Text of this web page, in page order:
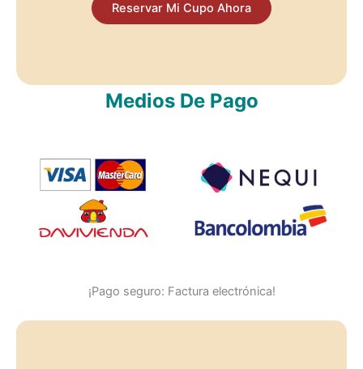
Reservar Mi Cupo Ahora
Medios De Pago
¡Pago seguro: Factura electrónica!